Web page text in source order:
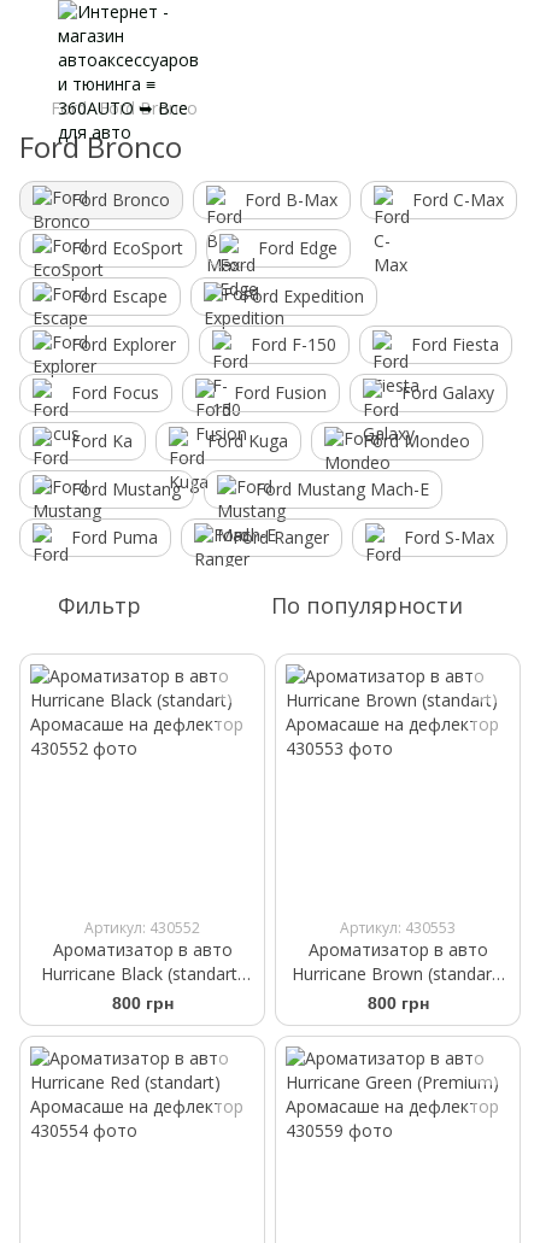
Ford Ford Bronco
Ford Bronco
Ford Bronco Ford B-Max Ford C-Max
Ford EcoSport Ford Edge
Ford Escape Ford Expedition
Ford Explorer Ford F-150 Ford Fiesta
Ford Focus Ford Fusion Ford Galaxy
Ford Ka Ford Kuga Ford Mondeo
Ford Mustang Ford Mustang Mach-E
Ford Puma Ford Ranger Ford S-Max
Фильтр По популярности
Артикул: 430552
Ароматизатор в авто
Hurricane Black (standart)
Аромасаше на дефлектор
800 грн
Артикул: 430553
Ароматизатор в авто
Hurricane Brown (standart)
Аромасаше на дефлектор
800 грн